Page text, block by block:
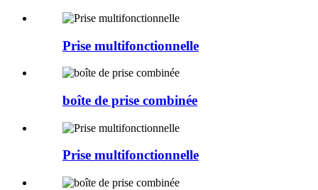
Prise multifonctionnelle
boîte de prise combinée
Prise multifonctionnelle